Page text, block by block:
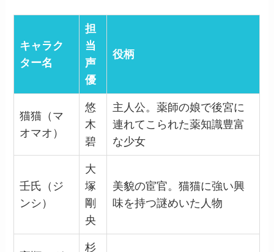
キャラク
ター名
担
当
声
優
役柄
猫猫（マ
オマオ）
悠
木
碧
主人公。薬師の娘で後宮に
連れてこられた薬知識豊富
な少女
壬氏（ジ
ンシ）
大
塚
剛
央
美貌の宦官。猫猫に強い興
味を持つ謎めいた人物
杉